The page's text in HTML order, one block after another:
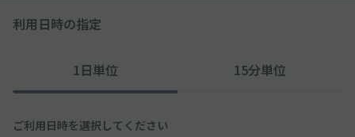
利用日時の指定
1日単位 15分単位
ご利用日時を選択してください